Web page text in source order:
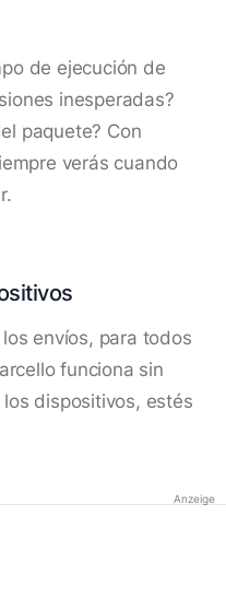
de ejecución de
inesperadas?
paquete? Con
verás cuando
envíos, para todos
funciona sin
dispositivos, estés
Anzeige